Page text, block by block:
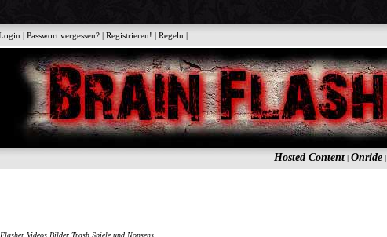
|Passwort vergessen? |Registrieren! |Regeln |
Hosted Content| Onride|
Videos Bilder Trash Spiele und Nonsens